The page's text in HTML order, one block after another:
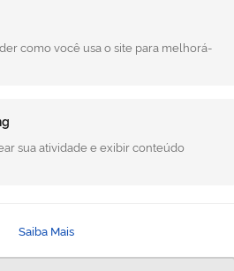
08-08-2026 - G.F.A
como você usa o site para melhorá-
sua atividade e exibir conteúdo
Saiba Mais